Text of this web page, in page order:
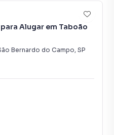
Alugar em Taboão
Bernardo do Campo, SP